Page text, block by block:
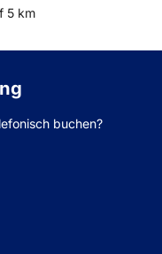
5 km
buchen?